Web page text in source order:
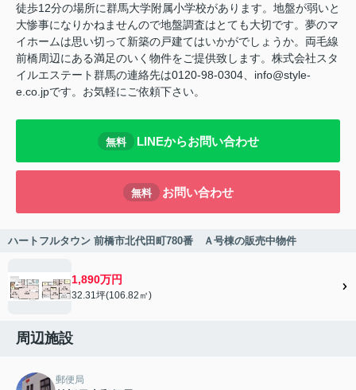
徒歩12分の場所に群馬大学附属小学校があります。地盤が弱いと
大惨事になりかねませんので地盤調査はとても大切です。夢のマ
イホームは思い切って新築の戸建てはいかがでしょうか。両毛線
前橋周辺にある満足のいく物件をご提供致します。株式会社スタ
イルエステート群馬の連絡先は0120-98-0304、info@style-
e.co.jpです。お気軽にご依頼下さい。
無料 LINEからお問い合わせ
無料 お問い合わせ
ハートフルタウン 前橋市北代田町780番 Ａ号棟の販売中物件
1,890万円
32.31坪(106.82㎡)
周辺施設
郵便局